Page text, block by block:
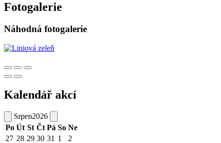
Fotogalerie
Náhodná fotogalerie
Kalendář akcí
Srpen2026
Po Út St Čt Pá So Ne
27 28 29 30 31 1
2